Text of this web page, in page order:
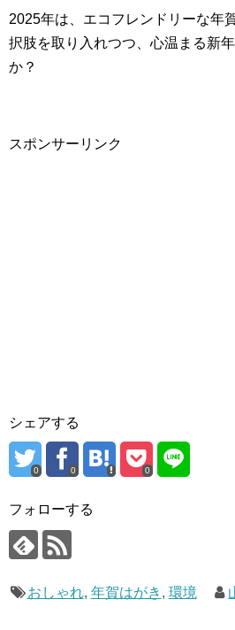
2025年は、エコフレンドリーな年
択肢を取り入れつつ、心温まる新
か？
スポンサーリンク
シェアする
0 0 0
フォローする
おしゃれ, 年賀はがき , 環境